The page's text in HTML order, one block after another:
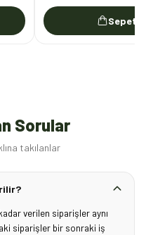
Sepete
Sorular
takılanlar
verilen siparişler aynı
siparişler bir sonraki iş